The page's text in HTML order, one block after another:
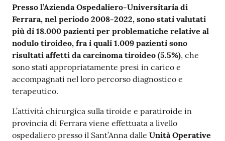
Presso l’Azienda Ospedaliero-Universitaria di
Ferrara, nel periodo 2008-2022, sono stati valutati
più di 18.000 pazienti per problematiche relative al
nodulo tiroideo, fra i quali 1.009 pazienti sono
risultati affetti da carcinoma tiroideo (5.5%), che
sono stati appropriatamente presi in carico e
accompagnati nel loro percorso diagnostico e
terapeutico.
L’attività chirurgica sulla tiroide e paratiroide in
provincia di Ferrara viene effettuata a livello
ospedaliero presso il Sant’Anna dalle Unità Operative